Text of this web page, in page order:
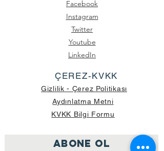
Facebook
Instagram
Twitter
Youtube
LinkedIn
ÇEREZ-KVKK
Gizlilik - Çerez Politikası
Aydınlatma Metni
KVKK Bilgi Formu
ABONE OL